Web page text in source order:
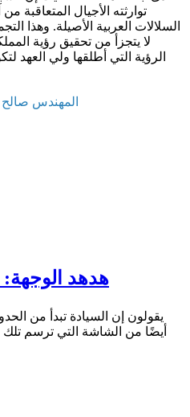
توارثته الأجيال المتعاقبة
السلالات العربية الأصيلة. وهذا
الرؤية التي أطلقها ولي العهد
المهندس
هدهد
يقولون إن السيادة تبدأ من
أيضًا من الشاشة التي ترسم